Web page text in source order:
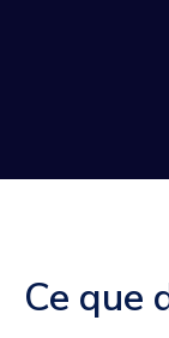
Ce que